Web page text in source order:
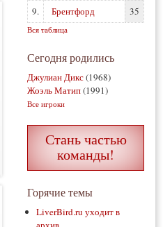
9. Брентфорд 35
Вся таблица
Сегодня родились
Джулиан Дикс(1968)
Жоэль Матип(1991)
Все игроки
Стань частью
команды!
Горячие темы
LiverBird.ru уходит в